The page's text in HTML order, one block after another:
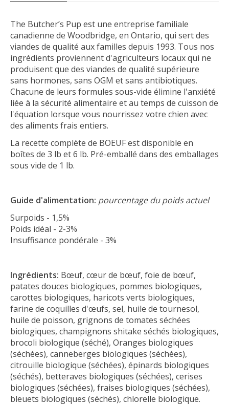
The Butcher’s Pup est une entreprise familiale
canadienne de Woodbridge, en Ontario, qui sert des
viandes de qualité aux familles depuis 1993. Tous nos
ingrédients proviennent d'agriculteurs locaux qui ne
produisent que des viandes de qualité supérieure
sans hormones, sans OGM et sans antibiotiques.
Chacune de leurs formules sous-vide élimine l'anxiété
liée à la sécurité alimentaire et au temps de cuisson de
l'équation lorsque vous nourrissez votre chien avec
des aliments frais entiers.
La recette complète de BOEUF est disponible en
boîtes de 3 lb et 6 lb. Pré-emballé dans des emballages
sous vide de 1 lb.
Guide d'alimentation: pourcentage du poids actuel
Surpoids - 1,5%
Poids idéal - 2-3%
Insuffisance pondérale - 3%
Ingrédients: Bœuf, cœur de bœuf, foie de bœuf,
patates douces biologiques, pommes biologiques,
carottes biologiques, haricots verts biologiques,
farine de coquilles d'œufs, sel, huile de tournesol,
huile de poisson, grignons de tomates séchées
biologiques, champignons shitake séchés biologiques,
brocoli biologique (séché), Oranges biologiques
(séchées), canneberges biologiques (séchées),
citrouille biologique (séchées), épinards biologiques
(séchés), betteraves biologiques (séchées), cerises
biologiques (séchées), fraises biologiques (séchées),
bleuets biologiques (séchés), chlorelle biologique.